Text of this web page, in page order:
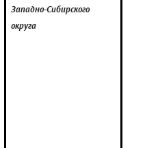
Западно-Сибирского
округа